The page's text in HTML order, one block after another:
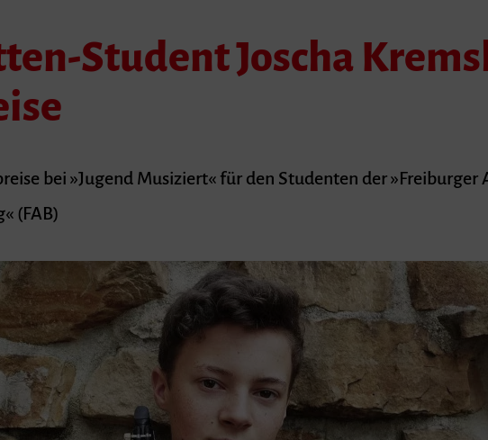
Student Joscha
bei »Jugend Musiziert« für den Studenten der »Freiburger
(FAB)